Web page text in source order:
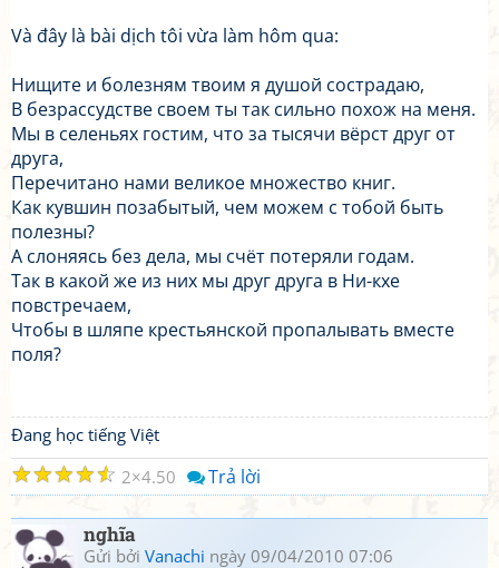
Và đây là bài dịch tôi vừa làm hôm qua:
Нищите и болезням твоим я душой сострадаю,
В безрассудстве своем ты так сильно похож на меня.
Мы в селеньях гостим, что за тысячи вёрст друг от
друга,
Перечитано нами великое множество книг.
Как кувшин позабытый, чем можем с тобой быть
полезны?
А слоняясь без дела, мы счёт потеряли годам.
Так в какой же из них мы друг друга в Ни-кхе
повстречаем,
Чтобы в шляпе крестьянской пропалывать вместе
поля?
Đang học tiếng Việt
☆
☆
☆
☆
☆ 2 4.50 Trả lời
nghĩa
Gửi bởi Vanachi ngày 09/04/2010 07:06